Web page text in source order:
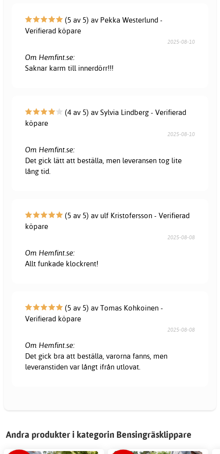
(5 av 5) av Pekka Westerlund -
Verifierad köpare
2025-08-10
Om Hemfint.se:
Saknar karm till innerdörr!!!
(4 av 5) av Sylvia Lindberg - Verifierad
köpare
2025-08-10
Om Hemfint.se:
Det gick lätt att beställa, men leveransen tog lite
lång tid.
(5 av 5) av ulf Kristofersson - Verifierad
köpare
2025-08-08
Om Hemfint.se:
Allt funkade klockrent!
(5 av 5) av Tomas Kohkoinen -
Verifierad köpare
2025-08-08
Om Hemfint.se:
Det gick bra att beställa, varorna fanns, men
leveranstiden var långt ifrån utlovat.
Andra produkter i kategorin Bensingräsklippare